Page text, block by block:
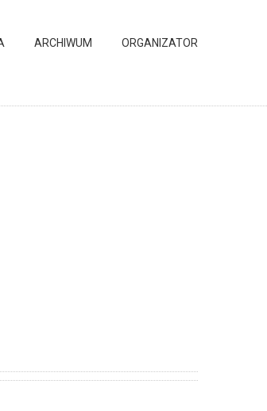
ARCHIWUM ORGANIZATOR